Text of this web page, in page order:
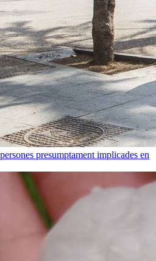
presumptament implicades en